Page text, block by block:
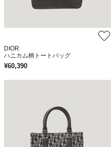
DIOR
ハニカム柄トートバッグ
¥60,390